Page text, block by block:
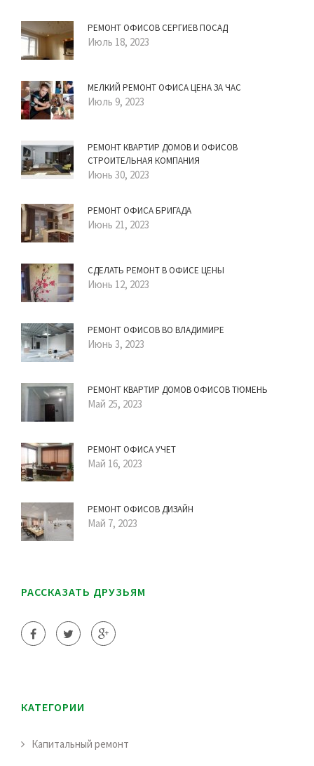
РЕМОНТ ОФИСОВ СЕРГИЕВ ПОСАД
Июль 18, 2023
МЕЛКИЙ РЕМОНТ ОФИСА ЦЕНА ЗА ЧАС
Июль 9, 2023
РЕМОНТ КВАРТИР ДОМОВ И ОФИСОВ
СТРОИТЕЛЬНАЯ КОМПАНИЯ
Июнь 30, 2023
РЕМОНТ ОФИСА БРИГАДА
Июнь 21, 2023
СДЕЛАТЬ РЕМОНТ В ОФИСЕ ЦЕНЫ
Июнь 12, 2023
РЕМОНТ ОФИСОВ ВО ВЛАДИМИРЕ
Июнь 3, 2023
РЕМОНТ КВАРТИР ДОМОВ ОФИСОВ ТЮМЕНЬ
Май 25, 2023
РЕМОНТ ОФИСА УЧЕТ
Май 16, 2023
РЕМОНТ ОФИСОВ ДИЗАЙН
Май 7, 2023
РАССКАЗАТЬ ДРУЗЬЯМ
КАТЕГОРИИ
Капитальный ремонт